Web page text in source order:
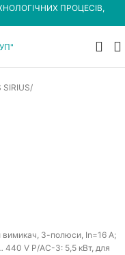
ПРОЦЕСІВ,
SIRIUS
вимикач, 3-полюси, In=16 А;
440 V P/AC-3: 5,5 кВт, для